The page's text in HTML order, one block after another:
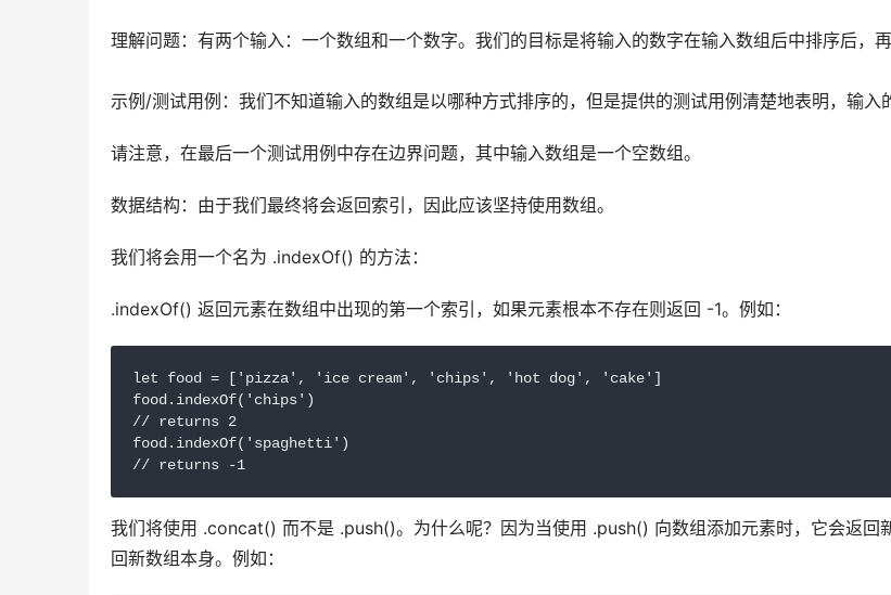
理解问题：有两个输入：一个数组和一个数字。我们的目标是将输入的数字在输入数组后中排序后，再
示例/测试用例：我们不知道输入的数组是以哪种方式排序的，但是提供的测试用例清楚地表明，输入
请注意，在最后一个测试用例中存在边界问题，其中输入数组是一个空数组。
数据结构：由于我们最终将会返回索引，因此应该坚持使用数组。
我们将会用一个名为 .indexOf() 的方法：
.indexOf() 返回元素在数组中出现的第一个索引，如果元素根本不存在则返回 -1。例如：
let food = ['pizza', 'ice cream', 'chips', 'hot dog', 'cake']
food.indexOf('chips')
// returns 2
food.indexOf('spaghetti')
// returns -1
我们将使用 .concat() 而不是 .push()。为什么呢？因为当使用 .push() 向数组添加元素时，它会返
回新数组本身。例如：